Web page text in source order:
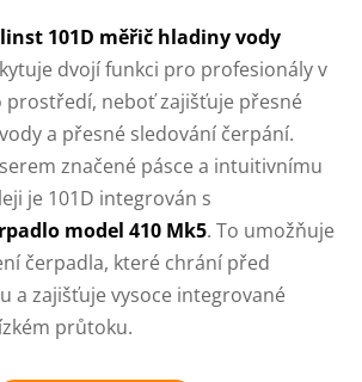
101D měřič hladiny vody
dvojí funkci pro profesionály v
neboť zajišťuje přesné
a přesné sledování čerpání.
značené pásce a intuitivnímu
je 101D integrován s
model 410 Mk5. To umožňuje
čerpadla, které chrání před
a zajišťuje vysoce integrované
průtoku.